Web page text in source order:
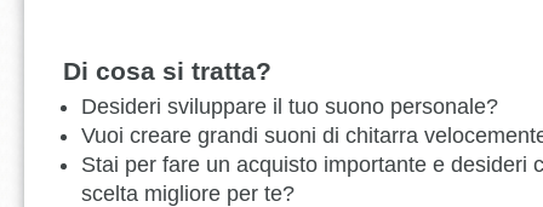
Di cosa si tratta?
Desideri sviluppare il tuo suono personale?
Vuoi creare grandi suoni di chitarra
Stai per fare un acquisto importante e desideri
scelta migliore per te?